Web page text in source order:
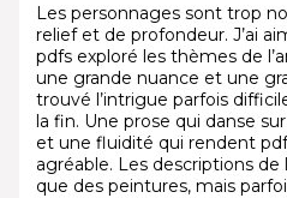
Les personnages sont trop
relief et de profondeur. J’ai
pdfs exploré les thèmes de
une grande nuance et une
trouvé l’intrigue parfois
la fin. Une prose qui danse
et une fluidité qui rendent
agréable. Les descriptions
que des peintures, mais